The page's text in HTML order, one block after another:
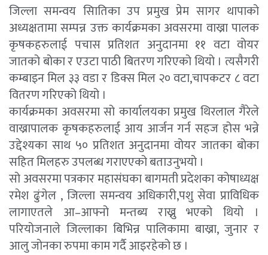
जिल्ला समन्वय साितिका उप प्रमुख प्रेम सागर थापाको
अध्यक्षतामा सम्पन्न उक्त कार्यक्रमका अवसरमा वाख्रा पालक
कृषकहरुलाई पचास प्रतिशत अनुदानमा ११ वटा वोयर
जातको बोका र एउटा पाठी बितरण गरिएको थियो । त्यसैगरी
कम्बाइन मिल ३३ वडा र डिक्स मिल २० वटा,चापकटर ८ वटा
वितरण गरिएको थियो ।
कार्यक्रमका अवसरमा सो कार्यालयका प्रमुख थिरलाल गैरेले
वाख्रापालक कृषकहरुलाई आय आर्जन गर्न सहज होस भन्ने
उद्देश्यका साथ ५० प्रतिशत अनुदानमा वोयर जातका बोका
सहित मिलहरु उपलब्ध गराएएको बताउनुभयो ।
सो अवसरमा पत्रकार महासंघका बागमती प्रदेशका कोषाध्यक्ष
रमेश ढुंगेल , जिल्ला समन्वय अधिकारी,पशु सेवा प्राविधिक
लागाएतले आ–आफ्नो मन्तब्य राख्नु भएको थियो ।
परियोजनाले जिल्लाका बिभिन्न पालिकामा बाख्रा, जुनार र
आलु जोनका रुपमा काम गर्दै आइरहेको छ ।